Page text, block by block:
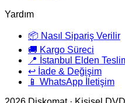
Yardım
📦 Nasıl Sipariş Verilir
🚚 Kargo Süreci
📍 İstanbul Elden
↩️ İade & Değişim
📱 WhatsApp İletişim